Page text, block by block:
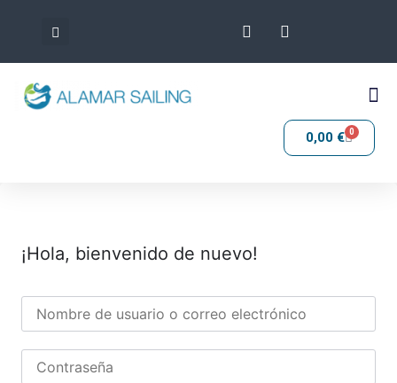
0,00 € 0
¡Hola, bienvenido de nuevo!